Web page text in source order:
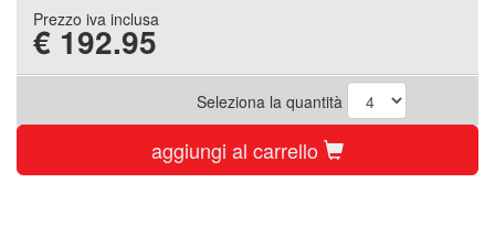
Prezzo iva inclusa
€ 192.95
Seleziona la quantità
aggiungi al carrello